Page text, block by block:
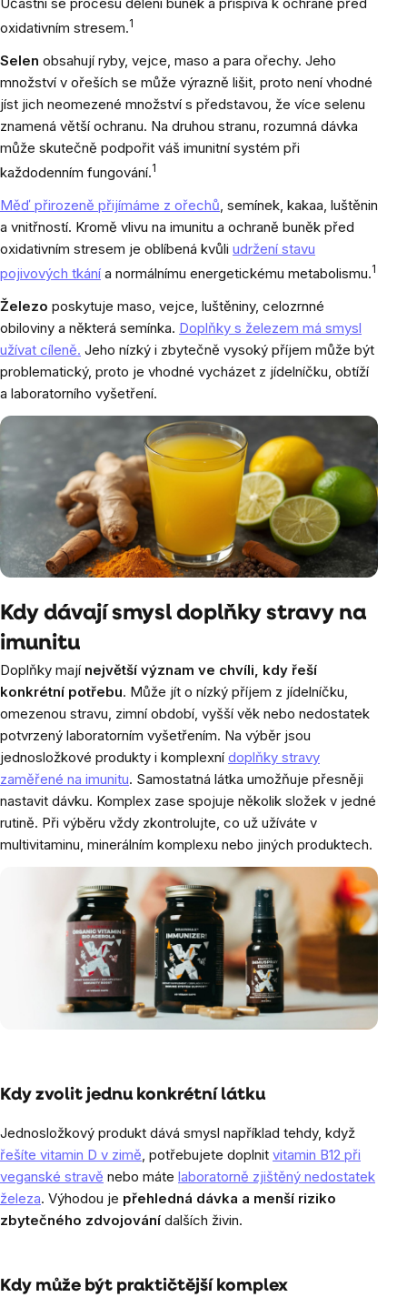
oxidativním stresem.1
Selen obsahují ryby, vejce, maso a para ořechy. Jeho
množství v ořeších se může výrazně lišit, proto není vhodné
jíst jich neomezené množství s představou, že více selenu
znamená větší ochranu. Na druhou stranu, rozumná dávka
může skutečně podpořit váš imunitní systém při
každodenním fungování.1
Měď přirozeně přijímáme z ořechů, semínek, kakaa, luštěnin
a vnitřností. Kromě vlivu na imunitu a ochraně buněk před
oxidativním stresem je oblíbená kvůli udržení stavu
pojivových tkání a normálnímu energetickému metabolismu.1
Železo poskytuje maso, vejce, luštěniny, celozrnné
obiloviny a některá semínka. Doplňky s železem má smysl
užívat cíleně. Jeho nízký i zbytečně vysoký příjem může být
problematický, proto je vhodné vycházet z jídelníčku, obtíží
a laboratorního vyšetření.
Kdy dávají smysl doplňky stravy na
imunitu
Doplňky mají největší význam ve chvíli, kdy řeší
konkrétní potřebu. Může jít o nízký příjem z jídelníčku,
omezenou stravu, zimní období, vyšší věk nebo nedostatek
potvrzený laboratorním vyšetřením. Na výběr jsou
jednosložkové produkty i komplexní doplňky stravy
zaměřené na imunitu. Samostatná látka umožňuje přesněji
nastavit dávku. Komplex zase spojuje několik složek v jedné
rutině. Při výběru vždy zkontrolujte, co už užíváte v
multivitaminu, minerálním komplexu nebo jiných produktech.
Kdy zvolit jednu konkrétní látku
Jednosložkový produkt dává smysl například tehdy, když
řešíte vitamin D v zimě , potřebujete doplnit vitamin B12 při
veganské stravě nebo máte laboratorně zjištěný nedostatek
železa. Výhodou je přehledná dávka a menší riziko
zbytečného zdvojování dalších živin.
Kdy může být praktičtější komplex